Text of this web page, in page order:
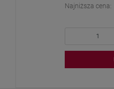
Najniższa cena: